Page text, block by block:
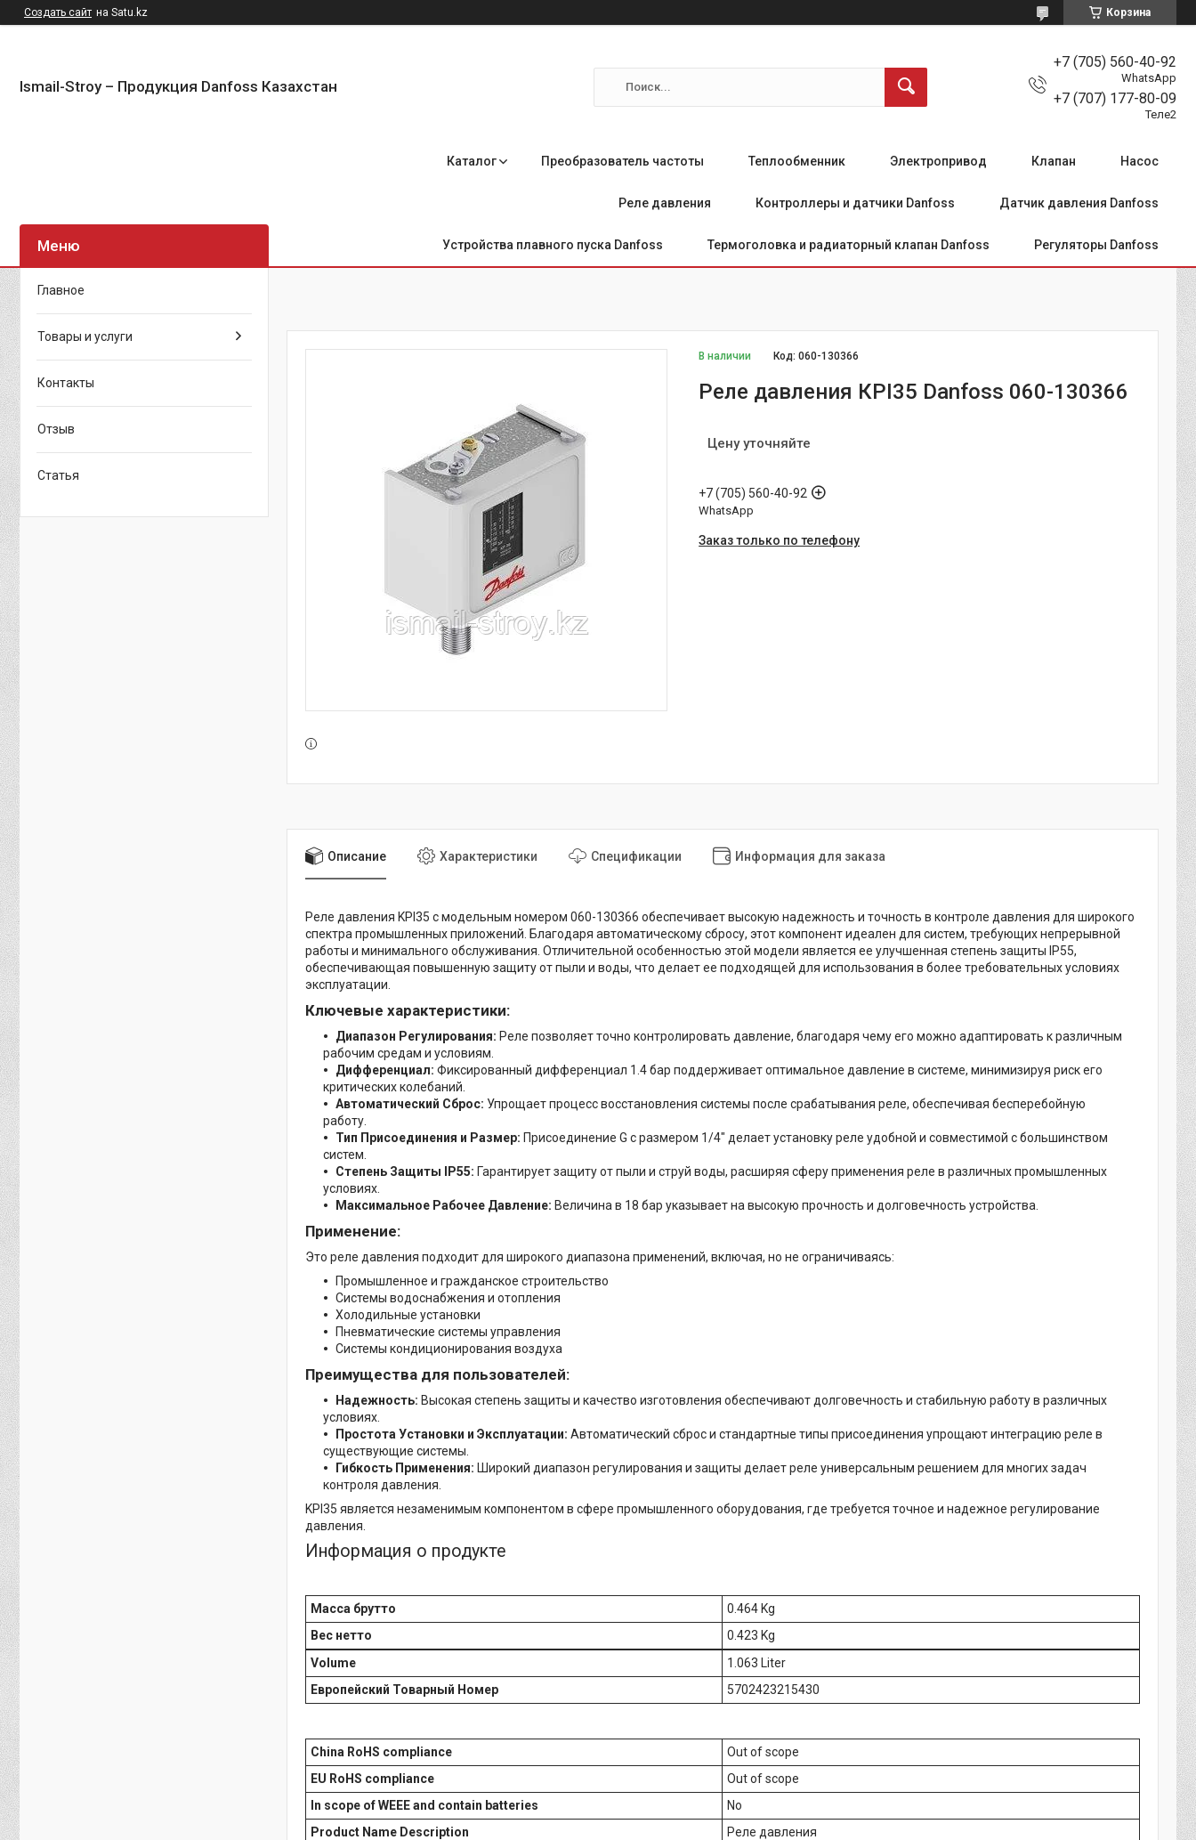
Создать сайт на Satu.kz Корзина
Ismail-Stroy – Продукция Danfoss Казахстан
+7 (705) 560-40-92
WhatsApp
+7 (707) 177-80-09
Теле2
Каталог Преобразователь частоты Теплообменник Электропривод Клапан Насос
Реле давления Контроллеры и датчики Danfoss Датчик давления Danfoss
Устройства плавного пуска Danfoss Термоголовка и радиаторный клапан Danfoss Регуляторы Danfoss
В наличии Код:060-130366
Реле давления КРI35 Danfoss 060-130366
Цену уточняйте
+7 (705) 560-40-92
WhatsApp
Заказ только по телефону
Описание Характеристики Спецификации Информация для заказа
Реле давления KPI35 с модельным номером 060-130366 обеспечивает высокую надежность и точность в контроле давления для широкого
спектра промышленных приложений. Благодаря автоматическому сбросу, этот компонент идеален для систем, требующих непрерывной
работы и минимального обслуживания. Отличительной особенностью этой модели является ее улучшенная степень защиты IP55,
обеспечивающая повышенную защиту от пыли и воды, что делает ее подходящей для использования в более требовательных условиях
эксплуатации.
Ключевые характеристики:
Диапазон Регулирования: Реле позволяет точно контролировать давление, благодаря чему его можно адаптировать к различным
рабочим средам и условиям.
Дифференциал: Фиксированный дифференциал 1.4 бар поддерживает оптимальное давление в системе, минимизируя риск его
критических колебаний.
Автоматический Сброс: Упрощает процесс восстановления системы после срабатывания реле, обеспечивая бесперебойную
работу.
Тип Присоединения и Размер: Присоединение G с размером 1/4" делает установку реле удобной и совместимой с большинством
систем.
Степень Защиты IP55: Гарантирует защиту от пыли и струй воды, расширяя сферу применения реле в различных промышленных
условиях.
Максимальное Рабочее Давление: Величина в 18 бар указывает на высокую прочность и долговечность устройства.
Применение:
Это реле давления подходит для широкого диапазона применений, включая, но не ограничиваясь:
Промышленное и гражданское строительство
Системы водоснабжения и отопления
Холодильные установки
Пневматические системы управления
Системы кондиционирования воздуха
Преимущества для пользователей:
Надежность: Высокая степень защиты и качество изготовления обеспечивают долговечность и стабильную работу в различных
условиях.
Простота Установки и Эксплуатации: Автоматический сброс и стандартные типы присоединения упрощают интеграцию реле в
существующие системы.
Гибкость Применения: Широкий диапазон регулирования и защиты делает реле универсальным решением для многих задач
контроля давления.
KPI35 является незаменимым компонентом в сфере промышленного оборудования, где требуется точное и надежное регулирование
давления.
Информация о продукте
Масса брутто
0.464 Kg
Вес нетто
0.423 Kg
Volume
1.063 Liter
Европейский Товарный Номер
5702423215430
China RoHS compliance
Out of scope
EU RoHS compliance
Out of scope
In scope of WEEE and contain batteries
No
Product Name Description
Реле давления
Главное
Товары и услуги
Контакты
Отзыв
Статья